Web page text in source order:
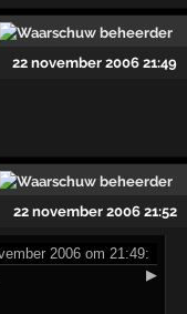
22 november 2006 21:49
22 november 2006 21:52
2006 om 21:49:
▶